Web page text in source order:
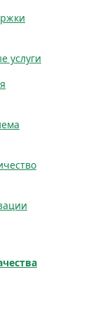
услуги